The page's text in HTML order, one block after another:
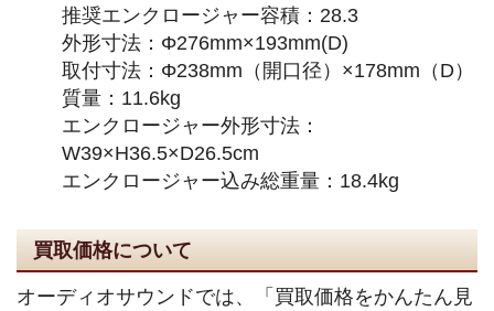
推奨エンクロージャー容積：28.3
外形寸法：Φ276mm×193mm(D)
取付寸法：Φ238mm（開口径）×178mm（D）
質量：11.6kg
エンクロージャー外形寸法：
W39×H36.5×D26.5cm
エンクロージャー込み総重量：18.4kg
買取価格について
オーディオサウンドでは、「買取価格をかんたん見